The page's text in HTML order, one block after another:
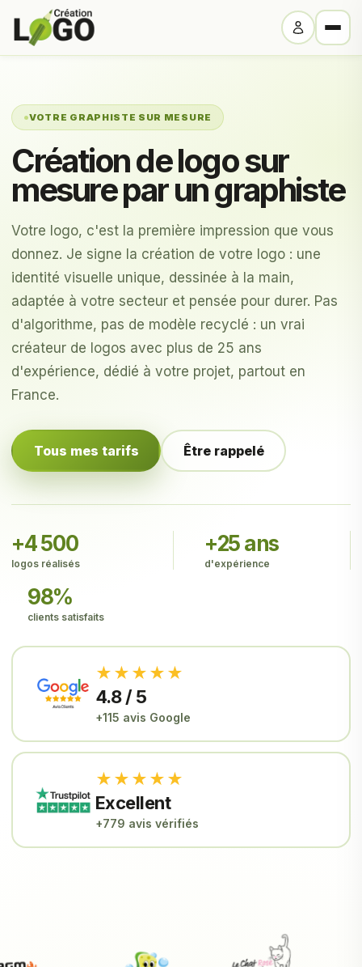
VOTRE GRAPHISTE SUR MESURE
Création de logo sur
mesure par un graphiste
Votre logo, c'est la première impression que vous
donnez. Je signe la création de votre logo : une
identité visuelle unique, dessinée à la main,
adaptée à votre secteur et pensée pour durer. Pas
d'algorithme, pas de modèle recyclé : un vrai
créateur de logos avec plus de 25 ans
d'expérience, dédié à votre projet, partout en
France.
Tous mes tarifs Être rappelé
+4 500
logos réalisés
+25 ans
d'expérience
98%
clients satisfaits
★★★★★
4.8 / 5
+115 avis Google
★★★★★
Excellent
+779 avis vérifiés